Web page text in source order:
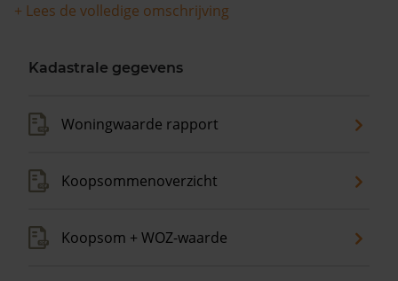
De gemiddelde huizenprijs is €159.500. De gemiddelde
de gemiddelde woningwaarde met 13,4% gestegen.
+ Lees de volledige omschrijving
Kadastrale gegevens
Woningwaarde rapport
Koopsommenoverzicht
Koopsom + WOZ-waarde